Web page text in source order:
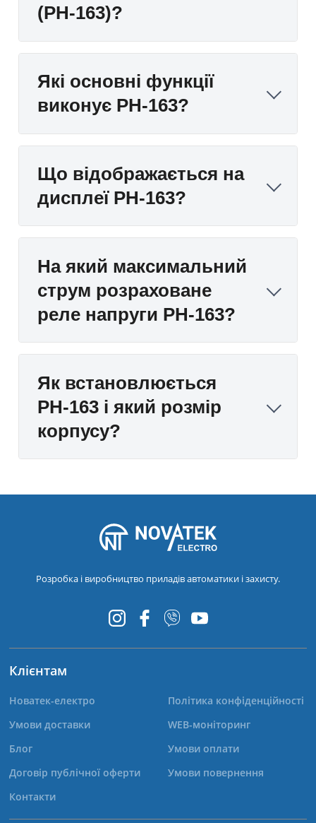
(PH-163)?
Які основні функції
виконує РН-163?
Що відображається на
дисплеї РН-163?
На який максимальний
струм розраховане
реле напруги РН-163?
Як встановлюється
РН-163 і який розмір
корпусу?
Розробка і виробництво приладів автоматики і захисту.
Клієнтам
Новатек-електро
Умови доставки
Блог
Договір публічної оферти
Контакти
Політика конфіденційності
WEB-моніторинг
Умови оплати
Умови повернення